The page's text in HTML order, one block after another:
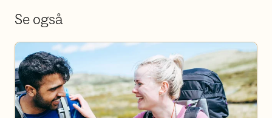
Se også
Bli frivillig